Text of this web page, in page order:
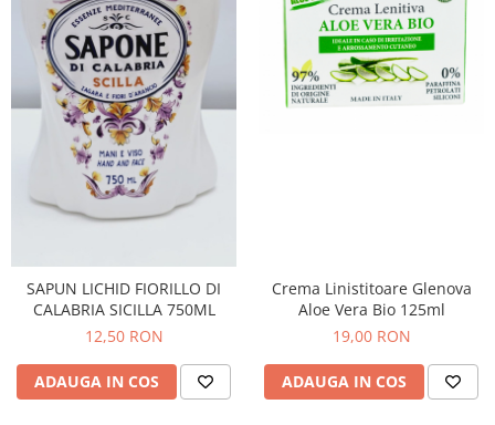
SAPUN LICHID FIORILLO DI
CALABRIA SICILLA 750ML
12,50 RON
ADAUGA IN COS
Crema Linistitoare Glenova
Aloe Vera Bio 125ml
19,00 RON
ADAUGA IN COS